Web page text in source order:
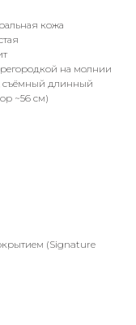
кожа
на молнии
съёмный длинный
~56 см)
(Signature